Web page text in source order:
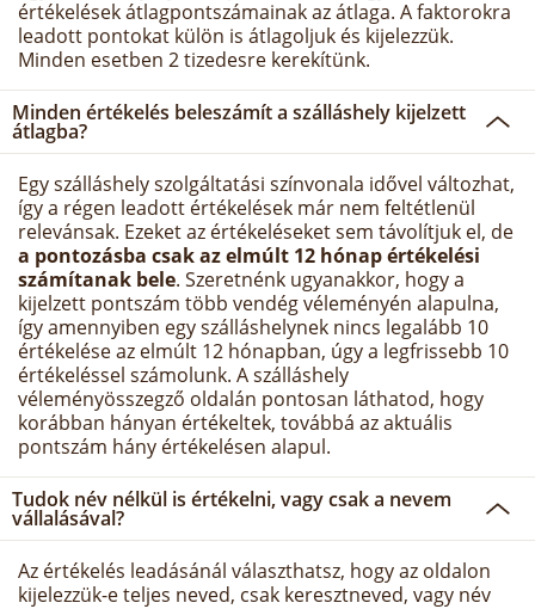
értékelések átlagpontszámainak az átlaga. A faktorokra
leadott pontokat külön is átlagoljuk és kijelezzük.
Minden esetben 2 tizedesre kerekítünk.
Minden értékelés beleszámít a szálláshely kijelzett
átlagba?
Egy szálláshely szolgáltatási színvonala idővel változhat,
így a régen leadott értékelések már nem feltétlenül
relevánsak. Ezeket az értékeléseket sem távolítjuk el, de
a pontozásba csak az elmúlt 12 hónap értékelési
számítanak bele. Szeretnénk ugyanakkor, hogy a
kijelzett pontszám több vendég véleményén alapulna,
így amennyiben egy szálláshelynek nincs legalább 10
értékelése az elmúlt 12 hónapban, úgy a legfrissebb 10
értékeléssel számolunk. A szálláshely
véleményösszegző oldalán pontosan láthatod, hogy
korábban hányan értékeltek, továbbá az aktuális
pontszám hány értékelésen alapul.
Tudok név nélkül is értékelni, vagy csak a nevem
vállalásával?
Az értékelés leadásánál választhatsz, hogy az oldalon
kijelezzük-e teljes neved, csak keresztneved, vagy név